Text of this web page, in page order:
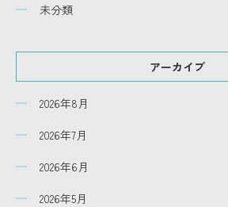
未分類
アーカイブ
2026年8月
2026年7月
2026年6月
2026年5月